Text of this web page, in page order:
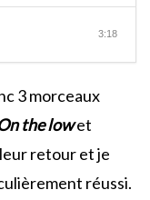
3:18
3 morceaux
the lowet
retour et je
réussi.